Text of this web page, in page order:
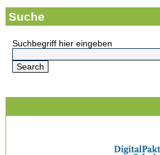
Suche
Suchbegriff hier eingeben